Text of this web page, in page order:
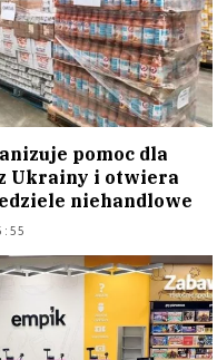
pomoc dla
Ukrainy i otwiera
niehandlowe